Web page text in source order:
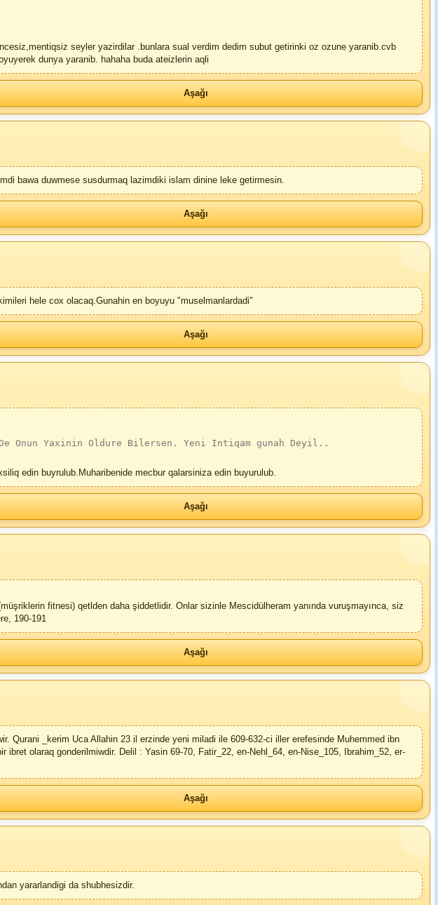
seyler yazirdilar .bunlara sual verdim dedim subut getirinki oz ozune yaranib.cvb
dunya yaranib. hahaha buda ateizlerin aqli
Aşağı
bawa duwmese susdurmaq lazimdiki islam dinine leke getirmesin.
Aşağı
hele cox olacaq.Gunahin en boyuyu "muselmanlardadi"
Aşağı
Onun Yaxinin Oldure Bilersen. Yeni Intiqam gunah Deyil..
edin buyrulub.Muharibenide mecbur qalarsiniza edin buyurulub.
Aşağı
fitnesi) qetlden daha şiddetlidir. Onlar sizinle Mescidülheram yanında vuruşmayınca, siz
190-191
Aşağı
_kerim Uca Allahin 23 il erzinde yeni miladi ile 609-632-ci iller erefesinde Muhemmed ibn
olaraq gonderilmiwdir. Delil : Yasin 69-70, Fatir_22, en-Nehl_64, en-Nise_105, Ibrahim_52, er-
Aşağı
yararlandigi da shubhesizdir.